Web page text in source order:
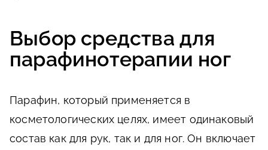
Выбор средства для
парафинотерапии ног
Парафин, который применяется в
косметологических целях, имеет одинаковый
состав как для рук, так и для ног. Он включает